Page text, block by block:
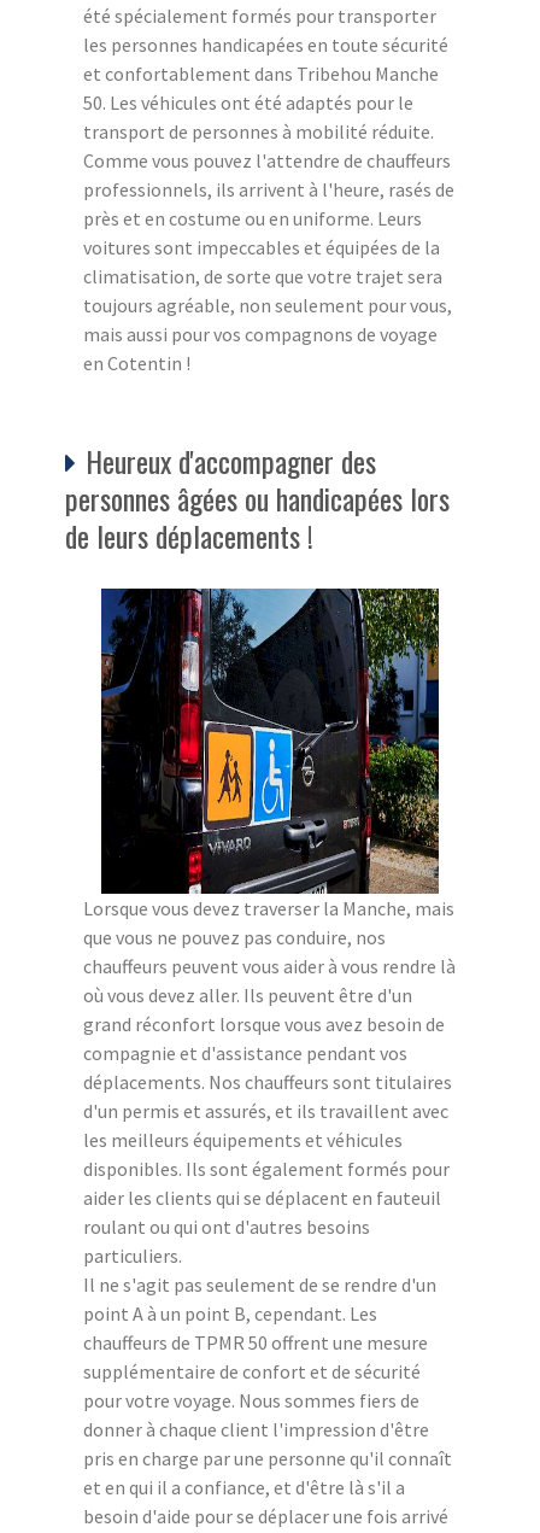
été spécialement formés pour transporter
les personnes handicapées en toute sécurité
et confortablement dans Tribehou Manche
50. Les véhicules ont été adaptés pour le
transport de personnes à mobilité réduite.
Comme vous pouvez l'attendre de chauffeurs
professionnels, ils arrivent à l'heure, rasés de
près et en costume ou en uniforme. Leurs
voitures sont impeccables et équipées de la
climatisation, de sorte que votre trajet sera
toujours agréable, non seulement pour vous,
mais aussi pour vos compagnons de voyage
en Cotentin !
Heureux d'accompagner des
personnes âgées ou handicapées lors
de leurs déplacements !
Lorsque vous devez traverser la Manche, mais
que vous ne pouvez pas conduire, nos
chauffeurs peuvent vous aider à vous rendre là
où vous devez aller. Ils peuvent être d'un
grand réconfort lorsque vous avez besoin de
compagnie et d'assistance pendant vos
déplacements. Nos chauffeurs sont titulaires
d'un permis et assurés, et ils travaillent avec
les meilleurs équipements et véhicules
disponibles. Ils sont également formés pour
aider les clients qui se déplacent en fauteuil
roulant ou qui ont d'autres besoins
particuliers.
Il ne s'agit pas seulement de se rendre d'un
point A à un point B, cependant. Les
chauffeurs de TPMR 50 offrent une mesure
supplémentaire de confort et de sécurité
pour votre voyage. Nous sommes fiers de
donner à chaque client l'impression d'être
pris en charge par une personne qu'il connaît
et en qui il a confiance, et d'être là s'il a
besoin d'aide pour se déplacer une fois arrivé